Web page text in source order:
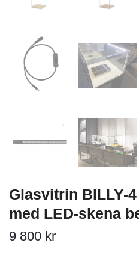
Glasvitrin BILLY-
med LED-skena
9 800 kr